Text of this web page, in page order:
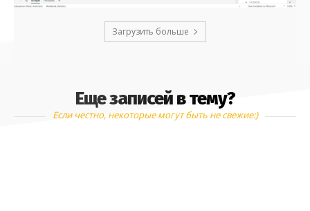
Загрузить больше
Еще записей в тему?
Если честно, некоторые могут быть не свежие:)